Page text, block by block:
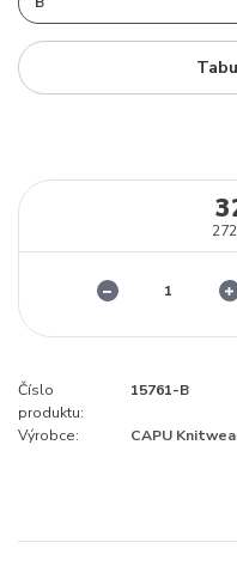
Číslo
produktu:
15761-B
Výrobce: CAPU